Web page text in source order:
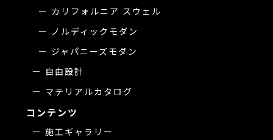
カリフォルニア スウェル
ノルディックモダン
ジャパニーズモダン
自由設計
マテリアルカタログ
コンテンツ
施工ギャラリー